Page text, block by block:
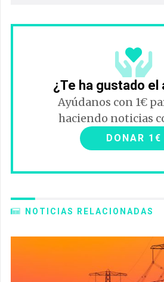
¿Te ha gustado el
Ayúdanos con 1€
haciendo noticias
DONAR 1€
NOTICIAS RELACIONADAS